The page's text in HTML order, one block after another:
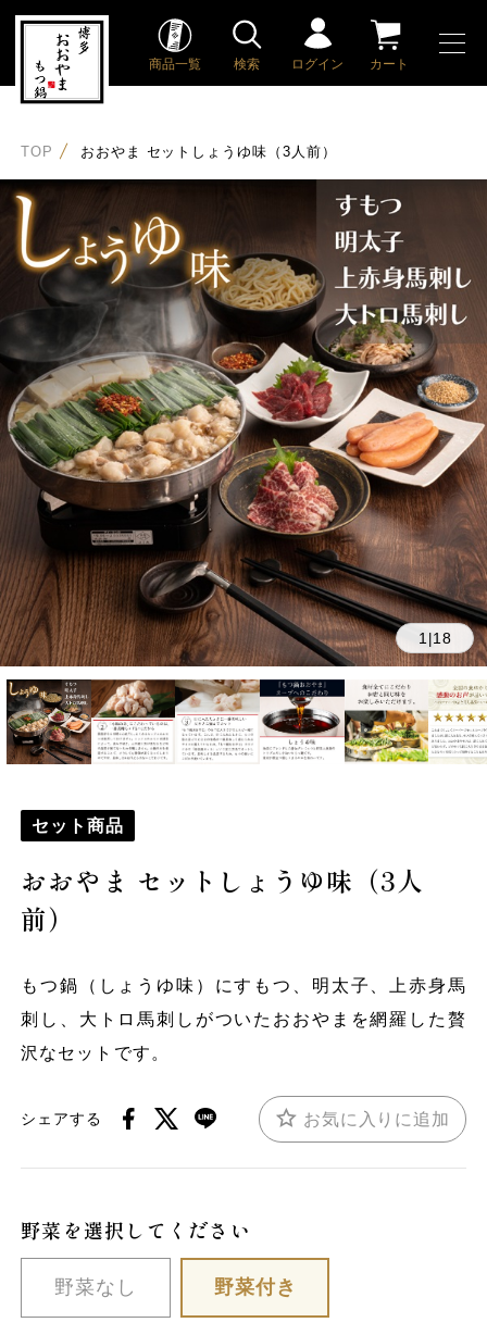
商品一覧 検索 ログイン カート
TOP おおやま セットしょうゆ味（3人前）
1 |18
セット商品
おおやま セットしょうゆ味（3人
前）
もつ鍋（しょうゆ味）にすもつ、明太子、上赤身馬
刺し、大トロ馬刺しがついたおおやまを網羅した贅
沢なセットです。
シェアする お気に入りに追加
野菜を選択してください
野菜なし 野菜付き